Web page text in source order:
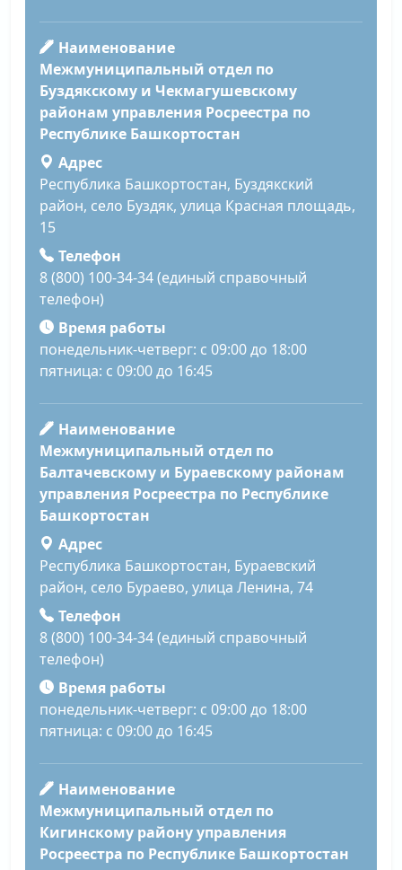
Наименование
Межмуниципальный отдел по
Буздякскому и Чекмагушевскому
районам управления Росреестра по
Республике Башкортостан
Адрес
Республика Башкортостан, Буздякский
район, село Буздяк, улица Красная площадь,
15
Телефон
8 (800) 100-34-34 (единый справочный
телефон)
Время работы
понедельник-четверг: с 09:00 до 18:00
пятница: с 09:00 до 16:45
Наименование
Межмуниципальный отдел по
Балтачевскому и Бураевскому районам
управления Росреестра по Республике
Башкортостан
Адрес
Республика Башкортостан, Бураевский
район, село Бураево, улица Ленина, 74
Телефон
8 (800) 100-34-34 (единый справочный
телефон)
Время работы
понедельник-четверг: с 09:00 до 18:00
пятница: с 09:00 до 16:45
Наименование
Межмуниципальный отдел по
Кигинскому району управления
Росреестра по Республике Башкортостан